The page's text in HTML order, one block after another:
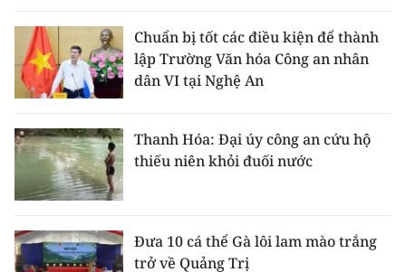
Chuẩn bị tốt các điều kiện để thành
lập Trường Văn hóa Công an nhân
dân VI tại Nghệ An
Thanh Hóa: Đại úy công an cứu hộ
thiếu niên khỏi đuối nước
Đưa 10 cá thể Gà lôi lam mào trắng
trở về Quảng Trị